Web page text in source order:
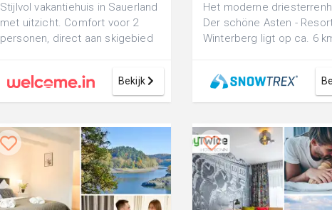
Stijlvol vakantiehuis in Sauerland
met uitzicht. Comfort voor 2
personen, direct aan skigebied
Bekijk
Het moderne
Der schöne Asten -
Winterberg ligt op ca. 6